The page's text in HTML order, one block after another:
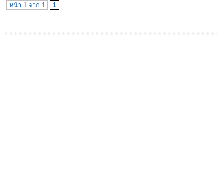
หน้า 1 จาก 1 1